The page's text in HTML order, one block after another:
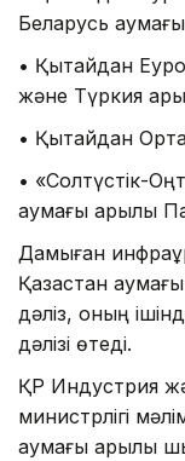
Беларусь
• Қытайдан
және Түркия
• Қытайдан
• «Солтүстік-
аумағы арқылы
Дамыған
Қазақстан
дәліз, оның
дәлізі өтеді.
ҚР Индустрия
министрлігі
аумағы арқылы